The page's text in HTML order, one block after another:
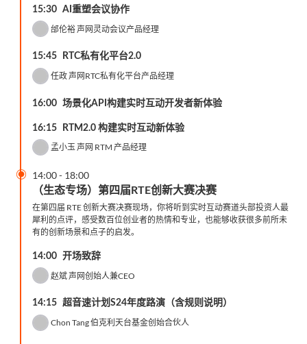
15:30 AI重塑会议协作
邰伦裕声网灵动会议产品经理
15:45 RTC私有化平台2.0
任政声网RTC私有化平台产品经理
16:00 场景化API构建实时互动开发者新体验
16:15 RTM2.0 构建实时互动新体验
孟小玉声网 RTM 产品经理
14:00- 18:00

（生态专场）第四届RTE创新大赛决赛
在第四届 RTE 创新大赛决赛现场，你将听到实时互动赛道头部投资人最
犀利的点评，感受数百位创业者的热情和专业，也能够收获很多前所未
有的创新场景和点子的启发。
14:00 开场致辞
赵斌声网创始人兼CEO
14:15 超音速计划S24年度路演（含规则说明）
Chon Tang伯克利天台基金创始合伙人